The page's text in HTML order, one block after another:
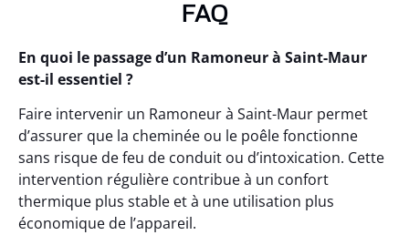
FAQ
En quoi le passage d’un Ramoneur à Saint-Maur
est-il essentiel ?
Faire intervenir un Ramoneur à Saint-Maur permet
d’assurer que la cheminée ou le poêle fonctionne
sans risque de feu de conduit ou d’intoxication. Cette
intervention régulière contribue à un confort
thermique plus stable et à une utilisation plus
économique de l’appareil.